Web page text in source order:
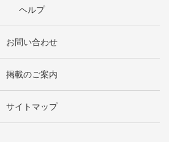
ヘルプ
お問い合わせ
掲載のご案内
サイトマップ